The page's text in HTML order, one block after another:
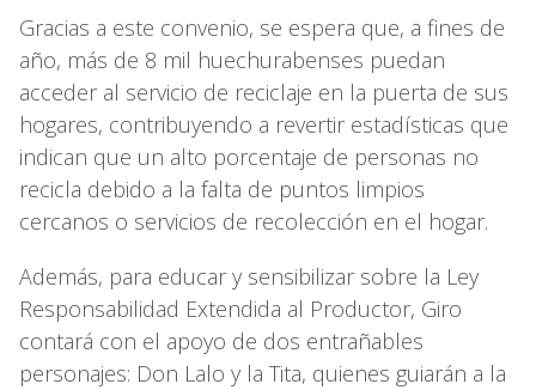
Gracias a este convenio, se espera que, a fines de
año, más de 8 mil huechurabenses puedan
acceder al servicio de reciclaje en la puerta de sus
hogares, contribuyendo a revertir estadísticas que
indican que un alto porcentaje de personas no
recicla debido a la falta de puntos limpios
cercanos o servicios de recolección en el hogar.
Además, para educar y sensibilizar sobre la Ley
Responsabilidad Extendida al Productor, Giro
contará con el apoyo de dos entrañables
personajes: Don Lalo y la Tita, quienes guiarán a la